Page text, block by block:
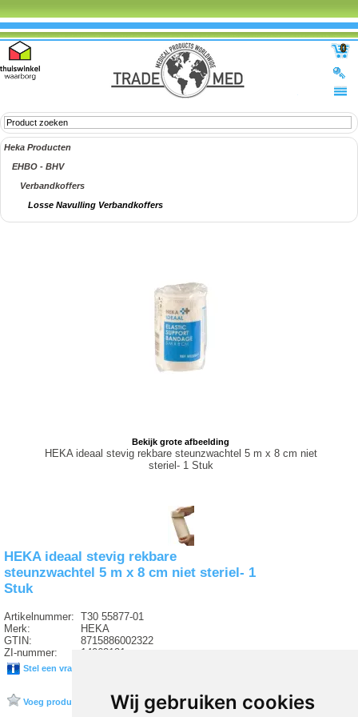
Wij gebruiken cookies
0
Heka Producten
EHBO - BHV
Verbandkoffers
Losse Navulling Verbandkoffers
Bekijk grote afbeelding
HEKA ideaal stevig rekbare steunzwachtel 5 m x 8 cm niet
steriel- 1 Stuk
HEKA ideaal stevig rekbare
steunzwachtel 5 m x 8 cm niet steriel- 1
Stuk
Artikelnummer:
Merk:
GTIN:
ZI-nummer:
T30 55877-01
HEKA
8715886002322
14063131
Stel een vraag over dit product
Voeg product toe aan favorieten